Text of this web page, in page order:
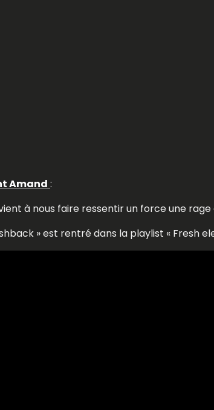
Amand :
à nous faire ressentir un force une
» est rentré dans la playlist « Fresh